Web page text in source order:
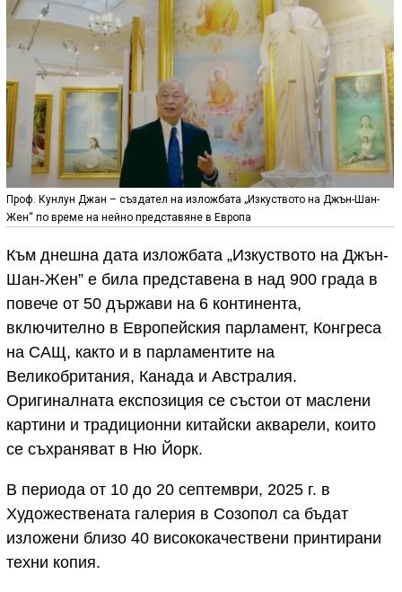
Проф. Кунлун Джан – създател на изложбата „Изкуството на Джън-Шан-
Жен“ по време на нейно представяне в Европа
Към днешна дата изложбата „Изкуството на Джън-
Шан-Жен” е била представена в над 900 града в
повече от 50 държави на 6 континента,
включително в Европейския парламент, Конгреса
на САЩ, както и в парламентите на
Великобритания, Канада и Австралия.
Оригиналната експозиция се състои от маслени
картини и традиционни китайски акварели, които
се съхраняват в Ню Йорк.
В периода от 10 до 20 септември, 2025 г. в
Художествената галерия в Созопол са бъдат
изложени близо 40 висококачествени принтирани
техни копия.